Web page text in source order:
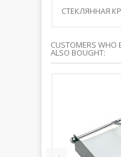
CТЕКЛЯННАЯ
CUSTOMERS WHO
ALSO BOUGHT: